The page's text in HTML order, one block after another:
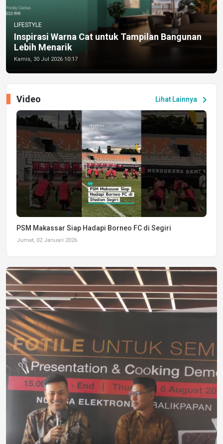
LIFESTYLE
Inspirasi Warna Cat untuk Tampilan Bangunan
Lebih Menarik
Kamis, 30 Jul 2026 10:17
Lihat Lainnya chevron_right
Video
PSM Makassar Siap Hadapi Borneo FC di Segiri
Jumat, 02 Januari 2026